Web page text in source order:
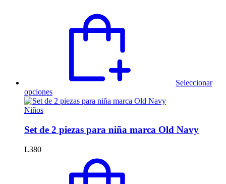
Seleccionar
opcionesEste
producto
variantes.
Las
elegir
Niños
Set de 2 piezas para niña marca Old Navy
L380